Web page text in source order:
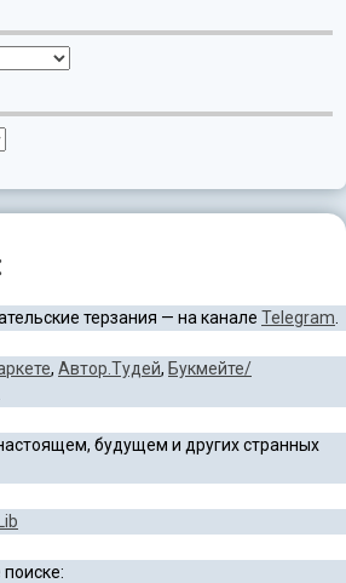
терзания — на канале Telegram
, Автор.Тудей, Букмейте/
будущем и других странных